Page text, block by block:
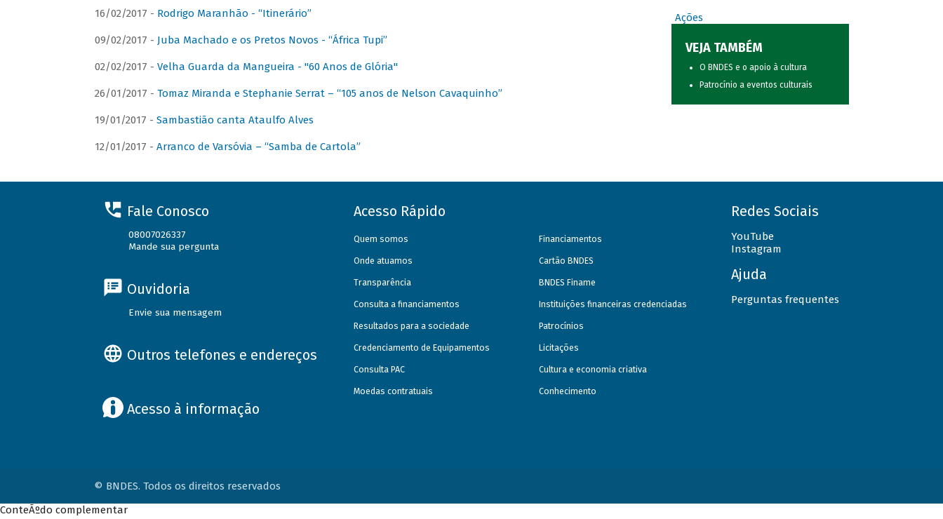
16/02/2017 - Rodrigo Maranhão - “Itinerário”
09/02/2017 - Juba Machado e os Pretos Novos - “África Tupi”
02/02/2017 - Velha Guarda da Mangueira - "60 Anos de Glória"
26/01/2017 - Tomaz Miranda e Stephanie Serrat – “105 anos de Nelson Cavaquinho”
19/01/2017 - Sambastião canta Ataulfo Alves
12/01/2017 - Arranco de Varsóvia – “Samba de Cartola”
Ações
VEJA TAMBÉM
O BNDES e o apoio à cultura
Patrocínio a eventos culturais
Fale Conosco
08007026337
Mande sua pergunta
Ouvidoria
Envie sua mensagem
Outros telefones e endereços
Acesso à informação
Acesso Rápido
Quem somos
Onde atuamos
Transparência
Consulta a financiamentos
Resultados para a sociedade
Credenciamento de Equipamentos
Consulta PAC
Moedas contratuais
Financiamentos
Cartão BNDES
BNDES Finame
Instituições financeiras credenciadas
Patrocínios
Licitações
Cultura e economia criativa
Conhecimento
Redes Sociais
YouTube
Instagram
Ajuda
Perguntas frequentes
© BNDES. Todos os direitos reservados
ConteÃºdo complementar